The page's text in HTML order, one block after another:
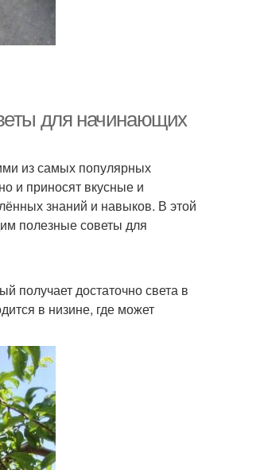
для начинающих
из самых популярных
и приносят вкусные и
знаний и навыков. В этой
полезные советы для
получает достаточно света в
в низине, где может